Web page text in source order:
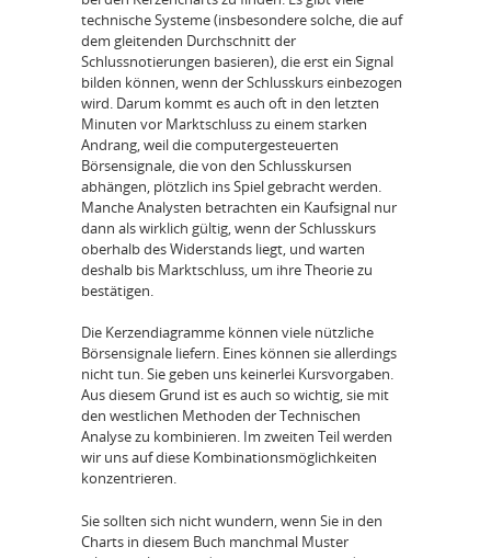
technische Systeme (insbesondere solche, die auf
dem gleitenden Durchschnitt der
Schlussnotierungen basieren), die erst ein Signal
bilden können, wenn der Schlusskurs einbezogen
wird. Darum kommt es auch oft in den letzten
Minuten vor Marktschluss zu einem starken
Andrang, weil die computergesteuerten
Börsensignale, die von den Schlusskursen
abhängen, plötzlich ins Spiel gebracht werden.
Manche Analysten betrachten ein Kaufsignal nur
dann als wirklich gültig, wenn der Schlusskurs
oberhalb des Widerstands liegt, und warten
deshalb bis Marktschluss, um ihre Theorie zu
bestätigen.
Die Kerzendiagramme können viele nützliche
Börsensignale liefern. Eines können sie allerdings
nicht tun. Sie geben uns keinerlei Kursvorgaben.
Aus diesem Grund ist es auch so wichtig, sie mit
den westlichen Methoden der Technischen
Analyse zu kombinieren. Im zweiten Teil werden
wir uns auf diese Kombinationsmöglichkeiten
konzentrieren.
Sie sollten sich nicht wundern, wenn Sie in den
Charts in diesem Buch manchmal Muster